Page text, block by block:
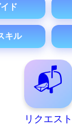
ド
キル
📬
リクエスト